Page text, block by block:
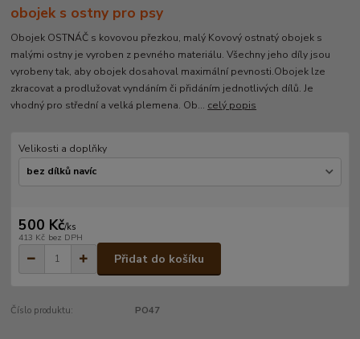
obojek s ostny pro psy
Obojek OSTNÁČ s kovovou přezkou, malý Kovový ostnatý obojek s
malými ostny je vyroben z pevného materiálu. Všechny jeho díly jsou
vyrobeny tak, aby obojek dosahoval maximální pevnosti.Obojek lze
zkracovat a prodlužovat vyndáním či přidáním jednotlivých dílů. Je
vhodný pro střední a velká plemena. Ob... celý popis
Velikosti a doplňky
500 Kč/ks
413 Kč bez DPH
Přidat do košíku
Číslo produktu: PO47